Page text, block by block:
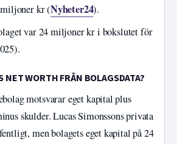
kr (Nyheter24).
var 24 miljoner kr i bokslutet för
NET WORTH FRÅN BOLAGSDATA?
motsvarar eget kapital plus
skulder. Lucas Simonssons privata
men bolagets eget kapital på 24